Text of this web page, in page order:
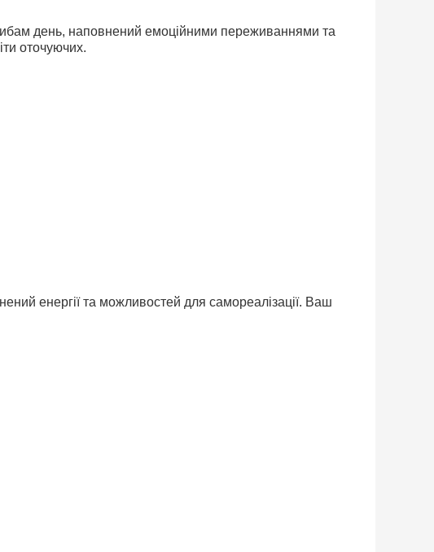
день, наповнений емоційними переживаннями та
оточуючих.
енергії та можливостей для самореалізації. Ваш